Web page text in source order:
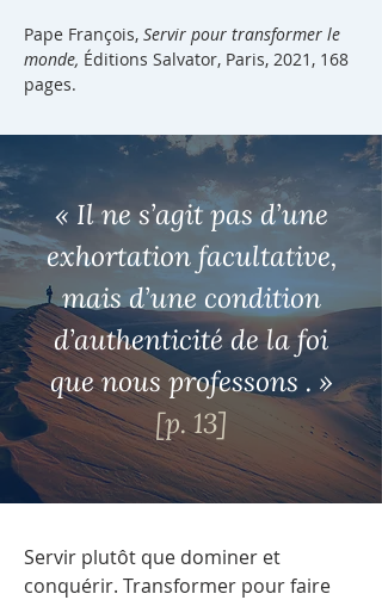
Pape François, Servir pour transformer le
monde, Éditions Salvator, Paris, 2021, 168
pages.
« Il ne s’agit pas d’une
exhortation facultative,
mais d’une condition
d’authenticité de la foi
que nous professons . »
[p. 13]
Servir plutôt que dominer et
conquérir. Transformer pour faire